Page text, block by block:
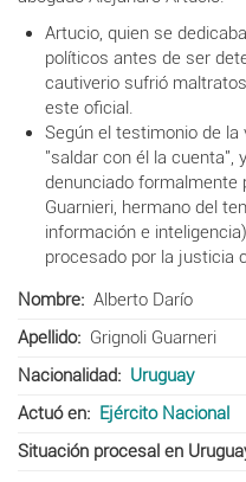
Artucio, quien se
políticos antes de ser
cautiverio sufrió
este oficial.
Según el testimonio de la
"saldar con él la cuenta",
denunciado formalmente
Guarnieri, hermano del
información e
procesado por la justicia
Nombre
Alberto Darío
Apellido
Grignoli Guarneri
Nacionalidad
Uruguay
Actuó en
Ejército Nacional
Situación procesal en